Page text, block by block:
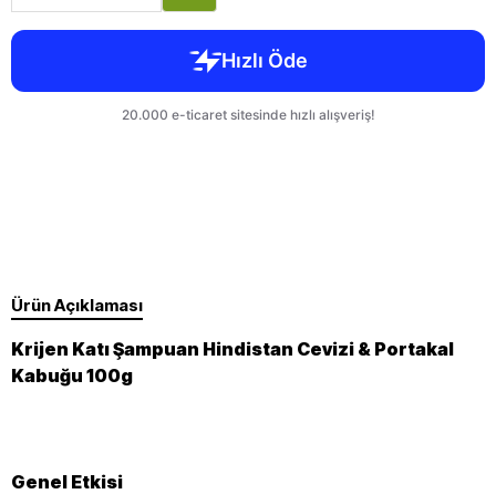
Ürün Açıklaması
Krijen Katı Şampuan Hindistan Cevizi & Portakal
Kabuğu 100g
Genel Etkisi